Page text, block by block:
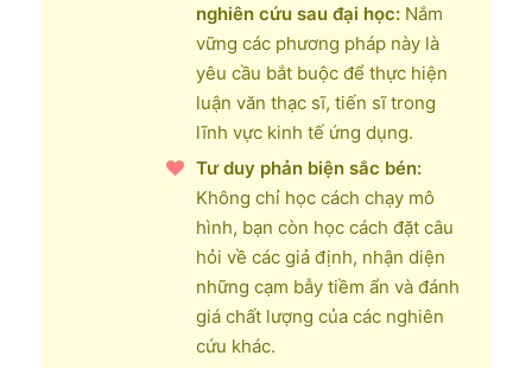
nghiên cứu sau đại học: Nắm
vững các phương pháp này là
yêu cầu bắt buộc để thực hiện
luận văn thạc sĩ, tiến sĩ trong
lĩnh vực kinh tế ứng dụng.
Tư duy phản biện sắc bén:
Không chỉ học cách chạy mô
hình, bạn còn học cách đặt câu
hỏi về các giả định, nhận diện
những cạm bẫy tiềm ẩn và đánh
giá chất lượng của các nghiên
cứu khác.